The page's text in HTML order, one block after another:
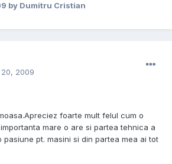
by Dumitru Cristian
2009
foarte mult felul cum o
mare o are si partea tehnica a
pasiune pt. masini si din partea mea ai tot